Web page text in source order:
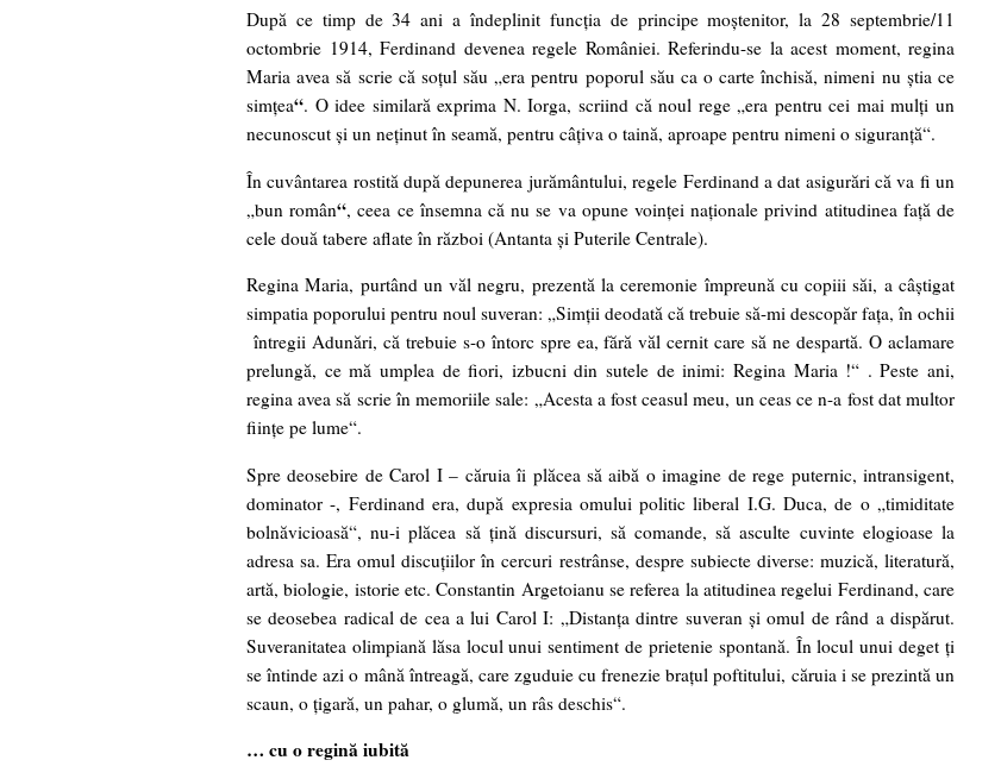
După ce timp de 34 ani a îndeplinit funcţia de principe moştenitor, la 28 septembrie/11
octombrie 1914, Ferdinand devenea regele României. Referindu-se la acest moment, regina
Maria avea să scrie că soţul său „era pentru poporul său ca o carte închisă, nimeni nu ştia ce
simţea“. O idee similară exprima N. Iorga, scriind că noul rege „era pentru cei mai mulţi un
necunoscut şi un neţinut în seamă, pentru câţiva o taină, aproape pentru nimeni o siguranţă“.
În cuvântarea rostită după depunerea jurământului, regele Ferdinand a dat asigurări că va fi un
„bun român“, ceea ce însemna că nu se va opune voinţei naţionale privind atitudinea faţă de
cele două tabere aflate în război (Antanta şi Puterile Centrale).
Regina Maria, purtând un văl negru, prezentă la ceremonie împreună cu copiii săi, a câștigat
simpatia poporului pentru noul suveran: „Simţii deodată că trebuie să-mi descopăr faţa, în ochii
întregii Adunări, că trebuie s-o întorc spre ea, fără văl cernit care să ne despartă. O aclamare
prelungă, ce mă umplea de fiori, izbucni din sutele de inimi: Regina Maria !“ . Peste ani,
regina avea să scrie în memoriile sale: „Acesta a fost ceasul meu, un ceas ce n-a fost dat multor
fiinţe pe lume“.
Spre deosebire de Carol I – căruia îi plăcea să aibă o imagine de rege puternic, intransigent,
dominator -, Ferdinand era, după expresia omului politic liberal I.G. Duca, de o „timiditate
bolnăvicioasă“, nu-i plăcea să ţină discursuri, să comande, să asculte cuvinte elogioase la
adresa sa. Era omul discuţiilor în cercuri restrânse, despre subiecte diverse: muzică, literatură,
artă, biologie, istorie etc. Constantin Argetoianu se referea la atitudinea regelui Ferdinand, care
se deosebea radical de cea a lui Carol I: „Distanţa dintre suveran şi omul de rând a dispărut.
Suveranitatea olimpiană lăsa locul unui sentiment de prietenie spontană. În locul unui deget ţi
se întinde azi o mână întreagă, care zguduie cu frenezie braţul poftitului, căruia i se prezintă un
scaun, o ţigară, un pahar, o glumă, un râs deschis“.
… cu o regină iubită